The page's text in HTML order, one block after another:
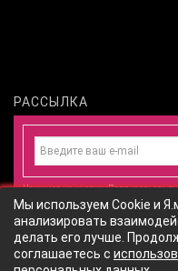
РАССЫЛКА
Нажимая на кнопку «Подписаться»,
конфиденциальности и даете
данныхсогласно политики
Мы используем Cookie и
анализировать
делать его лучше.
соглашаетесь с